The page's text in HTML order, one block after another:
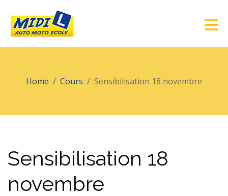
Home Cours Sensibilisation 18 novembre
Sensibilisation 18
novembre